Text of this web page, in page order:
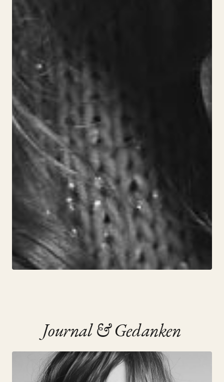
Für die Komödie gezahlt, aber
für das Drama geblieben
19. July 2019
Journal & Gedanken